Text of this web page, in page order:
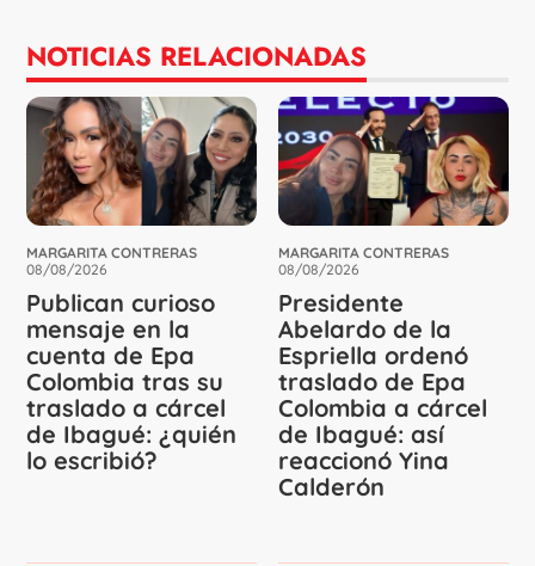
NOTICIAS RELACIONADAS
MARGARITA CONTRERAS
08/08/2026
Publican curioso
mensaje en la
cuenta de Epa
Colombia tras su
traslado a cárcel
de Ibagué: ¿quién
lo escribió?
MARGARITA CONTRERAS
08/08/2026
Presidente
Abelardo de la
Espriella ordenó
traslado de Epa
Colombia a cárcel
de Ibagué: así
reaccionó Yina
Calderón